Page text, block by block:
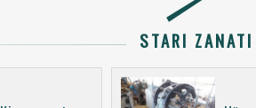
STARI ZANATI